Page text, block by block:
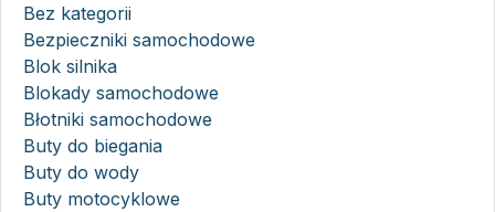
Bez kategorii
Bezpieczniki samochodowe
Blok silnika
Blokady samochodowe
Błotniki samochodowe
Buty do biegania
Buty do wody
Buty motocyklowe